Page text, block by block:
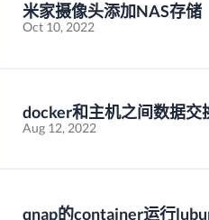
米家摄像头添加NAS存储
Oct 10, 2022
docker和主机之间数据交
Aug 12, 2022
qnap的container运行